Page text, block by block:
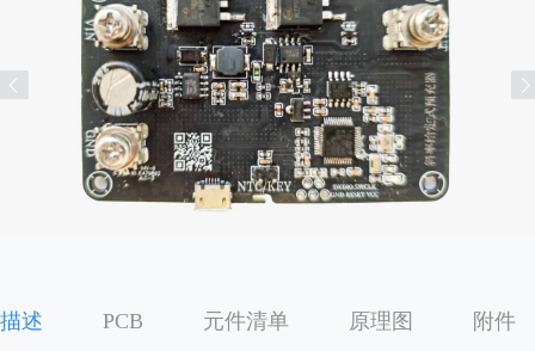
描述 PCB 元件清单 原理图 附件